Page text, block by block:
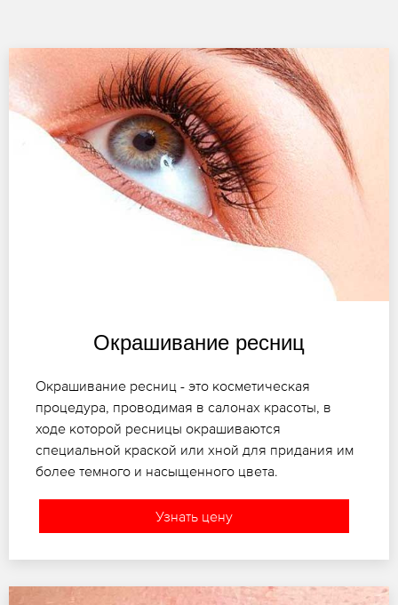
Окрашивание ресниц
Окрашивание ресниц - это косметическая
процедура, проводимая в салонах красоты, в
ходе которой ресницы окрашиваются
специальной краской или хной для придания им
более темного и насыщенного цвета.
Узнать цену